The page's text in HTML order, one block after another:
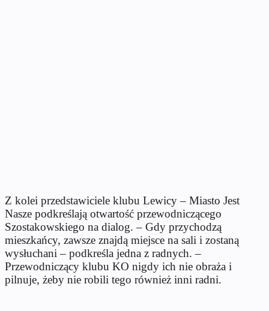
Z kolei przedstawiciele klubu Lewicy – Miasto Jest
Nasze podkreślają otwartość przewodniczącego
Szostakowskiego na dialog. – Gdy przychodzą
mieszkańcy, zawsze znajdą miejsce na sali i zostaną
wysłuchani – podkreśla jedna z radnych. –
Przewodniczący klubu KO nigdy ich nie obraża i
pilnuje, żeby nie robili tego również inni radni.